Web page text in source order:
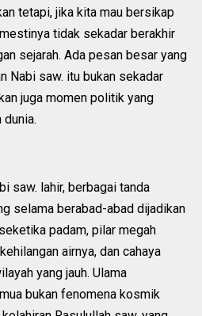
tetapi, jika kita mau bersikap
tidak sekadar berakhir
sejarah. Ada pesan besar yang
Nabi saw. itu bukan sekadar
juga momen politik yang
dunia.
saw. lahir, berbagai tanda
selama berabad-abad dijadikan
padam, pilar megah
airnya, dan cahaya
yang jauh. Ulama
bukan fenomena kosmik